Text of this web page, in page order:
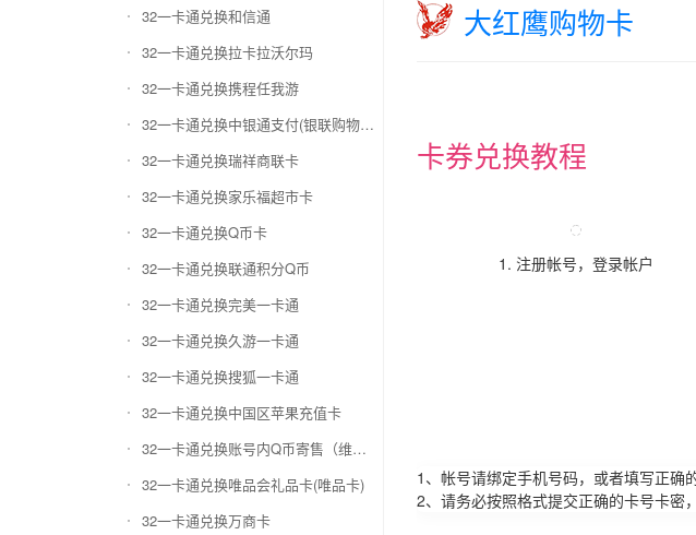
32一卡通兑换和信通
32一卡通兑换拉卡拉沃尔玛
32一卡通兑换携程任我游
32一卡通兑换中银通支付(银联购物卡)
32一卡通兑换瑞祥商联卡
32一卡通兑换家乐福超市卡
32一卡通兑换Q币卡
32一卡通兑换联通积分Q币
32一卡通兑换完美一卡通
32一卡通兑换久游一卡通
32一卡通兑换搜狐一卡通
32一卡通兑换中国区苹果充值卡
32一卡通兑换账号内Q币寄售（维护中）
32一卡通兑换唯品会礼品卡(唯品卡)
32一卡通兑换万商卡
大红鹰购物卡
卡券兑换教程
1. 注册帐号，登录帐户
1、帐号请绑定手机号码，或者填写正确
2、请务必按照格式提交正确的卡号卡密